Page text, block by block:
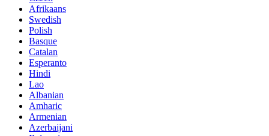
Afrikaans
Swedish
Polish
Basque
Catalan
Esperanto
Hindi
Lao
Albanian
Amharic
Armenian
Azerbaijani